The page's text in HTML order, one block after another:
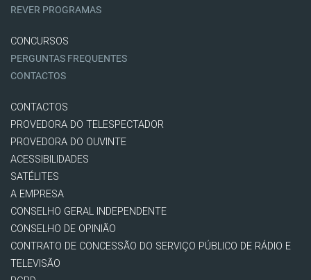
REVER PROGRAMAS
CONCURSOS
PERGUNTAS FREQUENTES
CONTACTOS
CONTACTOS
PROVEDORA DO TELESPECTADOR
PROVEDORA DO OUVINTE
ACESSIBILIDADES
SATÉLITES
A EMPRESA
CONSELHO GERAL INDEPENDENTE
CONSELHO DE OPINIÃO
CONTRATO DE CONCESSÃO DO SERVIÇO PÚBLICO DE RÁDIO E
TELEVISÃO